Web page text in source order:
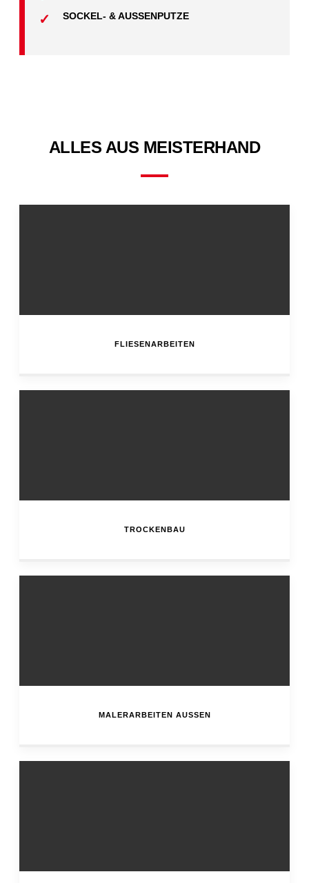
SOCKEL- & AUSSENPUTZE
ALLES AUS MEISTERHAND
FLIESENARBEITEN
TROCKENBAU
MALERARBEITEN AUSSEN